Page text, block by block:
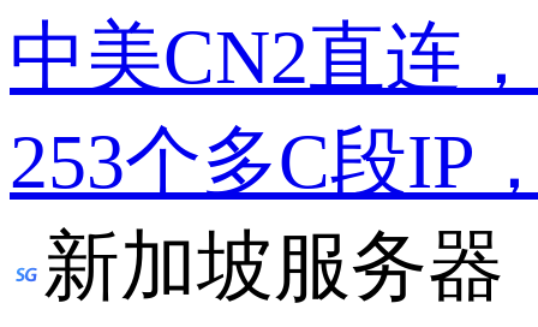
中美CN2直连
253个多C段IP
新加坡服务器